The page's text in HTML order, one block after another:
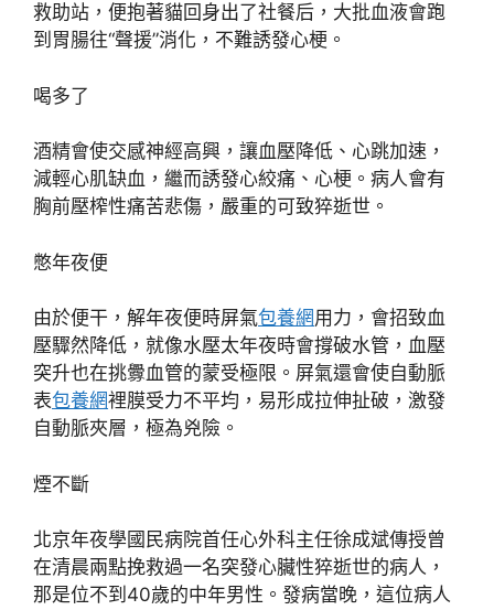
救助站，便抱著貓回身出了社餐后，大批血液會跑
到胃腸往“聲援”消化，不難誘發心梗。
喝多了
酒精會使交感神經高興，讓血壓降低、心跳加速，
減輕心肌缺血，繼而誘發心絞痛、心梗。病人會有
胸前壓榨性痛苦悲傷，嚴重的可致猝逝世。
憋年夜便
由於便干，解年夜便時屏氣包養網用力，會招致血
壓驟然降低，就像水壓太年夜時會撐破水管，血壓
突升也在挑釁血管的蒙受極限。屏氣還會使自動脈
表包養網裡膜受力不平均，易形成拉伸扯破，激發
自動脈夾層，極為兇險。
煙不斷
北京年夜學國民病院首任心外科主任徐成斌傳授曾
在清晨兩點挽救過一名突發心臟性猝逝世的病人，
那是位不到40歲的中年男性。發病當晚，這位病人